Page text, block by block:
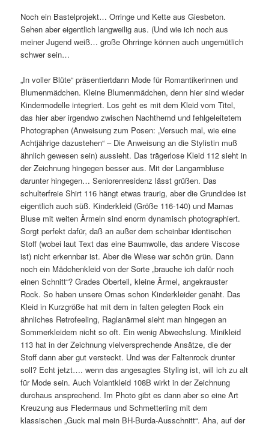
Noch ein Bastelprojekt… Orringe und Kette aus Giesbeton.
Sehen aber eigentlich langweilig aus. (Und wie ich noch aus
meiner Jugend weiß… große Ohrringe können auch ungemütlich
schwer sein…
„In voller Blüte“ präsentiertdann Mode für Romantikerinnen und
Blumenmädchen. Kleine Blumenmädchen, denn hier sind wieder
Kindermodelle integriert. Los geht es mit dem Kleid vom Titel,
das hier aber irgendwo zwischen Nachthemd und fehlgeleitetem
Photographen (Anweisung zum Posen: „Versuch mal, wie eine
Achtjährige dazustehen“ – Die Anweisung an die Stylistin muß
ähnlich gewesen sein) aussieht. Das trägerlose Kleid 112 sieht in
der Zeichnung hingegen besser aus. Mit der Langarmbluse
darunter hingegen… Seniorenresidenz lässt grüßen. Das
schulterfreie Shirt 116 hängt etwas traurig, aber die Grundidee ist
eigentlich auch süß. Kinderkleid (Größe 116-140) und Mamas
Bluse mit weiten Ärmeln sind enorm dynamisch photographiert.
Sorgt perfekt dafür, daß an außer dem scheinbar identischen
Stoff (wobei laut Text das eine Baumwolle, das andere Viscose
ist) nicht erkennbar ist. Aber die Wiese war schön grün. Dann
noch ein Mädchenkleid von der Sorte „brauche ich dafür noch
einen Schnitt“? Grades Oberteil, kleine Ärmel, angekrauster
Rock. So haben unsere Omas schon Kinderkleider genäht. Das
Kleid in Kurzgröße hat mit dem in falten gelegten Rock ein
ähnliches Retrofeeling, Raglanärmel sieht man hingegen an
Sommerkleidern nicht so oft. Ein wenig Abwechslung. Minikleid
113 hat in der Zeichnung vielversprechende Ansätze, die der
Stoff dann aber gut versteckt. Und was der Faltenrock drunter
soll? Echt jetzt…. wenn das angesagtes Styling ist, will ich zu alt
für Mode sein. Auch Volantkleid 108B wirkt in der Zeichnung
durchaus ansprechend. Im Photo gibt es dann aber so eine Art
Kreuzung aus Fledermaus und Schmetterling mit dem
klassischen „Guck mal mein BH-Burda-Ausschnitt“. Aha, auf der